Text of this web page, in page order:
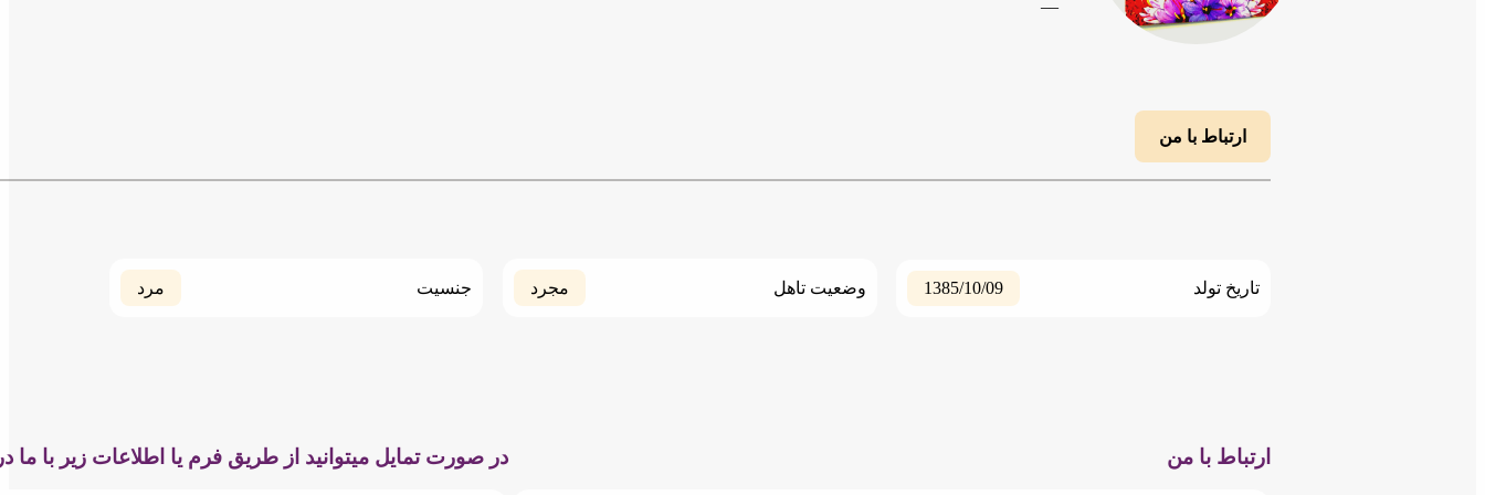
ارتباط با من
تاریخ تولد 1385/10/09 وضعیت تاهل مجرد جنسیت مرد
ارتباط با من در صورت تمایل میتوانید از طریق فرم یا اطلاعات زیر با ما